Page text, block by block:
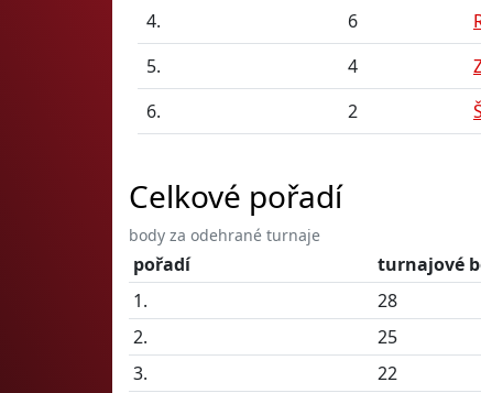
4.
6
5.
4
6.
2
Celkové pořadí
body za odehrané turnaje
pořadí turnajové
1.
28
2.
25
3.
22